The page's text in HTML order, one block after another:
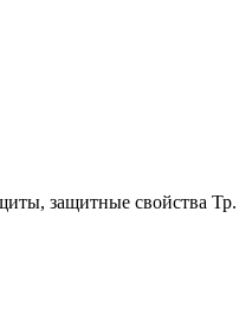
защитные свойства Тр.